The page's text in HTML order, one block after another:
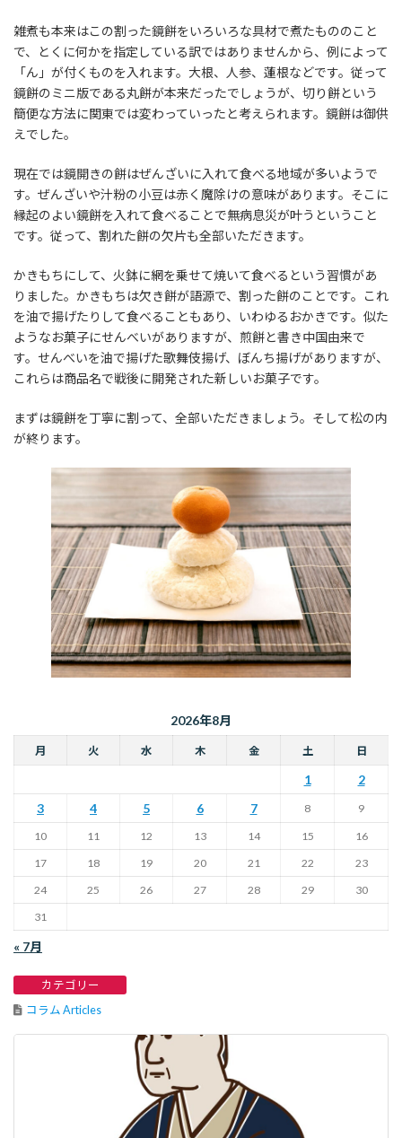
雑煮も本来はこの割った鏡餅をいろいろな具材で煮たもののこと
で、とくに何かを指定している訳ではありませんから、例によって
「ん」が付くものを入れます。大根、人参、蓮根などです。従って
鏡餅のミニ版である丸餅が本来だったでしょうが、切り餅という
簡便な方法に関東では変わっていったと考えられます。鏡餅は御供
えでした。
現在では鏡開きの餅はぜんざいに入れて食べる地域が多いようで
す。ぜんざいや汁粉の小豆は赤く魔除けの意味があります。そこに
縁起のよい鏡餅を入れて食べることで無病息災が叶うということ
です。従って、割れた餅の欠片も全部いただきます。
かきもちにして、火鉢に網を乗せて焼いて食べるという習慣があ
りました。かきもちは欠き餅が語源で、割った餅のことです。これ
を油で揚げたりして食べることもあり、いわゆるおかきです。似た
ようなお菓子にせんべいがありますが、煎餅と書き中国由来で
す。せんべいを油で揚げた歌舞伎揚げ、ぼんち揚げがありますが、
これらは商品名で戦後に開発された新しいお菓子です。
まずは鏡餅を丁寧に割って、全部いただきましょう。そして松の内
が終ります。
2026年8月
月 火 水 木 金 土 日
1
2
3
4 5 6 7 8 9
10 11 12 13 14 15
16
17
18 19 20 21 22
23
24
25 26 27 28 29
30
31
« 7月
カテゴリー
コラム Articles